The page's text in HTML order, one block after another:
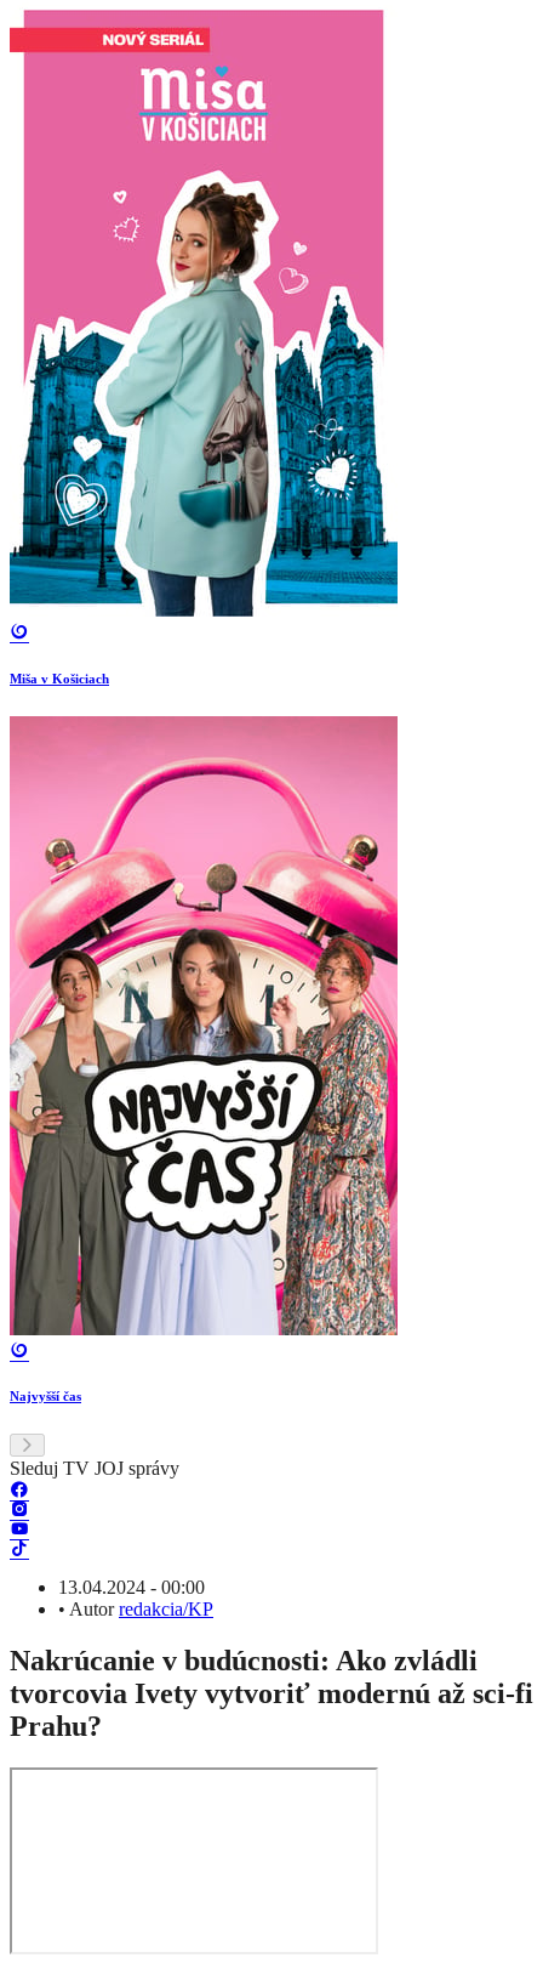
Miša v Košiciach
Najvyšší čas
Sleduj TV JOJ správy
13.04.2024 - 00:00
• Autorredakcia/KP
Nakrúcanie v budúcnosti: Ako zvládli
tvorcovia Ivety vytvoriť modernú až sci-fi
Prahu?